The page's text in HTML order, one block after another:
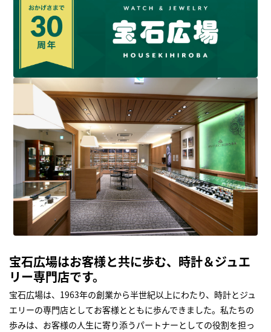
宝石広場はお客様と共に歩む、時計＆ジュエ
リー専門店です。
宝石広場は、1963年の創業から半世紀以上にわたり、時計とジュ
エリーの専門店としてお客様とともに歩んできました。私たちの
歩みは、お客様の人生に寄り添うパートナーとしての役割を担っ